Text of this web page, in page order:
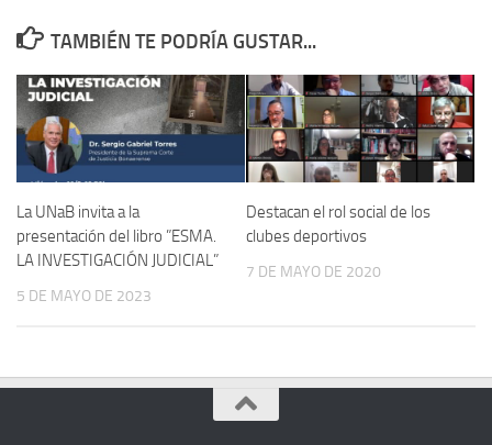
TAMBIÉN TE PODRÍA GUSTAR...
La UNaB invita a la
presentación del libro ”ESMA.
LA INVESTIGACIÓN JUDICIAL”
5 DE MAYO DE 2023
Destacan el rol social de los
clubes deportivos
7 DE MAYO DE 2020